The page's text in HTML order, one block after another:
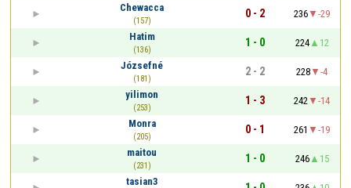
Chewacca
(157)
0 - 2 236
-29
Hatim
(136)
1 - 0 224
12
Józsefné
(181)
2 - 2 228
-4
yilimon
(253)
1 - 3 242
-14
Monra
(205)
0 - 1 261
-19
maitou
(231)
1 - 0 246
15
tasian3